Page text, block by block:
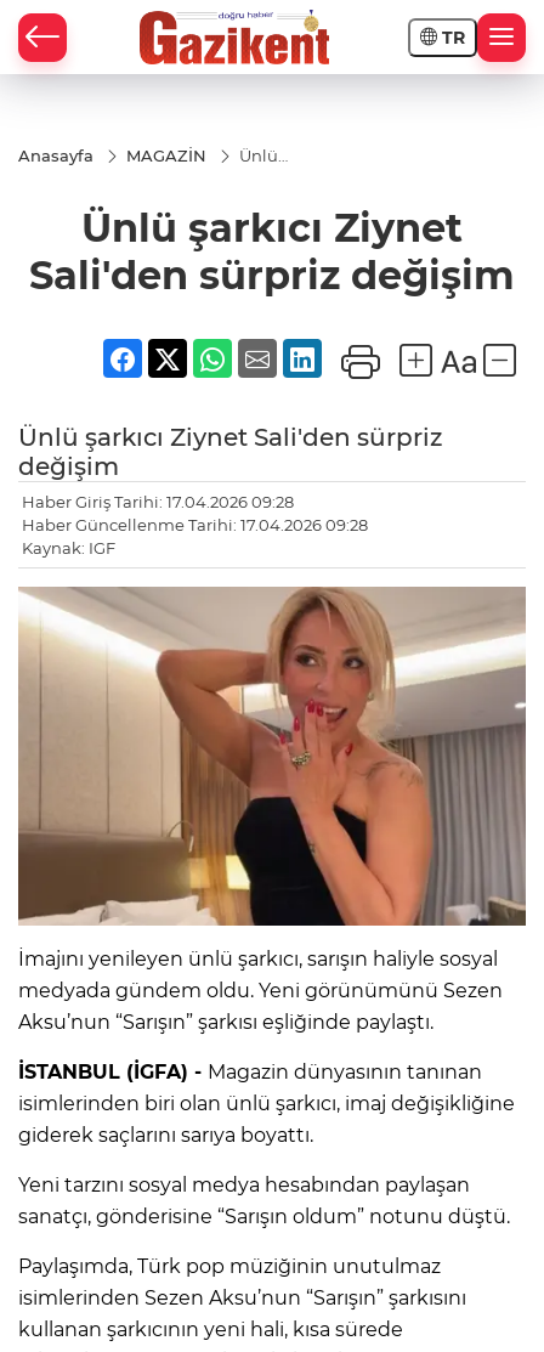
TR
Anasayfa MAGAZİN
Ünlü
Sali'den
sürpriz
Ünlü şarkıcı Ziynet
Sali'den sürpriz değişim
Ünlü şarkıcı Ziynet Sali'den sürpriz
değişim
Haber Giriş Tarihi: 17.04.2026 09:28
Haber Güncellenme Tarihi: 17.04.2026 09:28
Kaynak: IGF
İmajını yenileyen ünlü şarkıcı, sarışın haliyle sosyal
medyada gündem oldu. Yeni görünümünü Sezen
Aksu’nun “Sarışın” şarkısı eşliğinde paylaştı.
İSTANBUL (İGFA) - Magazin dünyasının tanınan
isimlerinden biri olan ünlü şarkıcı, imaj değişikliğine
giderek saçlarını sarıya boyattı.
Yeni tarzını sosyal medya hesabından paylaşan
sanatçı, gönderisine “Sarışın oldum” notunu düştü.
Paylaşımda, Türk pop müziğinin unutulmaz
isimlerinden Sezen Aksu’nun “Sarışın” şarkısını
kullanan şarkıcının yeni hali, kısa sürede